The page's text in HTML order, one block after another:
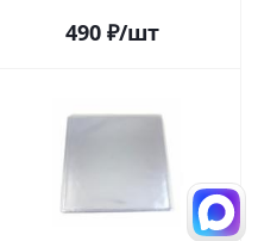
490 ₽/шт